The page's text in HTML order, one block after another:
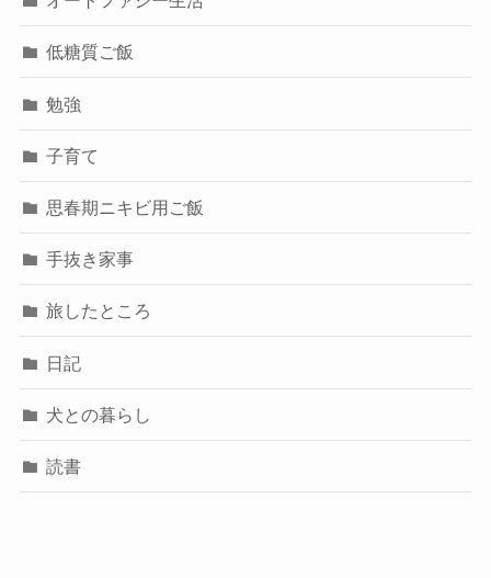
低糖質ご飯
勉強
子育て
思春期ニキビ用ご飯
手抜き家事
旅したところ
日記
犬との暮らし
読書